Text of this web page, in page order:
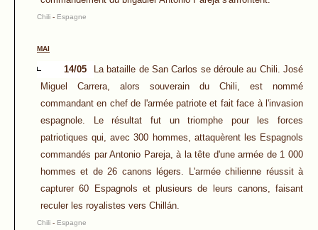
Chili - Espagne
MAI
14/05
La bataille de San Carlos se déroule au Chili. José
Miguel Carrera, alors souverain du Chili, est nommé
commandant en chef de l'armée patriote et fait face à l'invasion
espagnole. Le résultat fut un triomphe pour les forces
patriotiques qui, avec 300 hommes, attaquèrent les Espagnols
commandés par Antonio Pareja, à la tête d'une armée de 1 000
hommes et de 26 canons légers. L'armée chilienne réussit à
capturer 60 Espagnols et plusieurs de leurs canons, faisant
reculer les royalistes vers Chillán.
Chili - Espagne